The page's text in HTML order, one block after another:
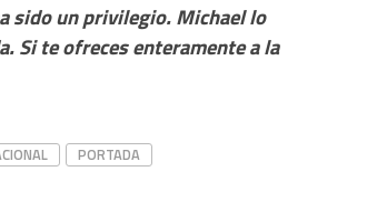
sido un privilegio. Michael lo
Si te ofreces enteramente a la
PORTADA